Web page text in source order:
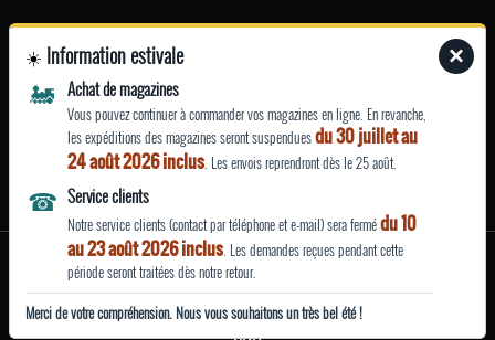
Recevez une fois par mois nos actualités (nouvelles
photographies ou affiches touristiques rajoutées sur le site)
et nos offres ponctuelles (promotions…)
Mentions légales
|
Qui sommes nous ?
|
CGU
| Site fabriqué avec
×
☀️ Information estivale
🚂 Achat de magazines
Vous pouvez continuer à commander vos magazines en ligne. En revanche,
les expéditions des magazines seront suspenduesdu 30 juillet au
24 août 2026 inclus. Les envois reprendront dès le 25 août.
☎ Service clients
Notre service clients (contact par téléphone et e-mail) sera fermédu 10
au 23 août 2026 inclus. Les demandes reçues pendant cette
période seront traitées dès notre retour.
Merci de votre compréhension. Nous vous souhaitons un très bel été !